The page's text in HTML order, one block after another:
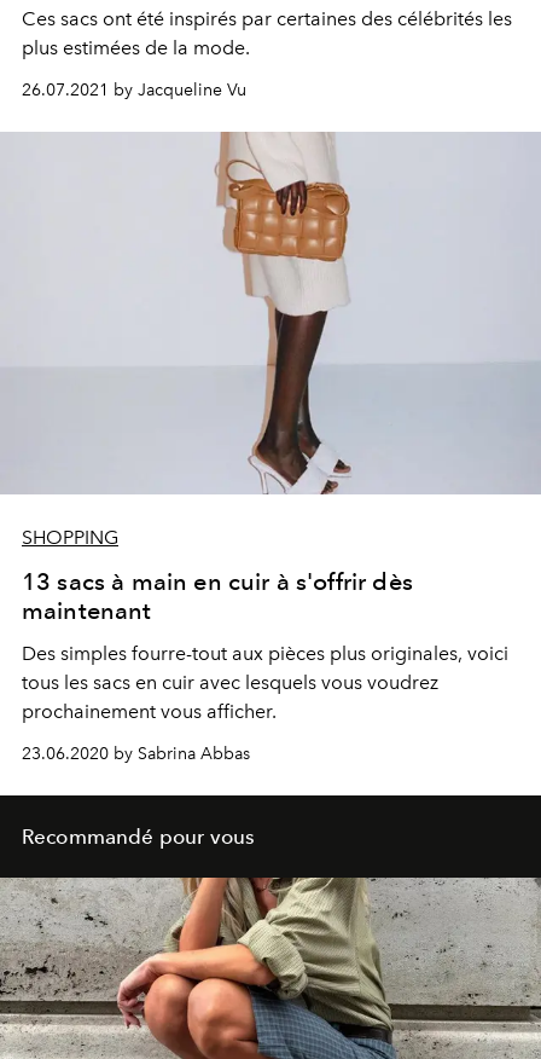
Ces sacs ont été inspirés par certaines des célébrités les
plus estimées de la mode.
26.07.2021 by Jacqueline Vu
SHOPPING
13 sacs à main en cuir à s'offrir dès
maintenant
Des simples fourre-tout aux pièces plus originales, voici
tous les sacs en cuir avec lesquels vous voudrez
prochainement vous afficher.
23.06.2020 by Sabrina Abbas
Recommandé pour vous